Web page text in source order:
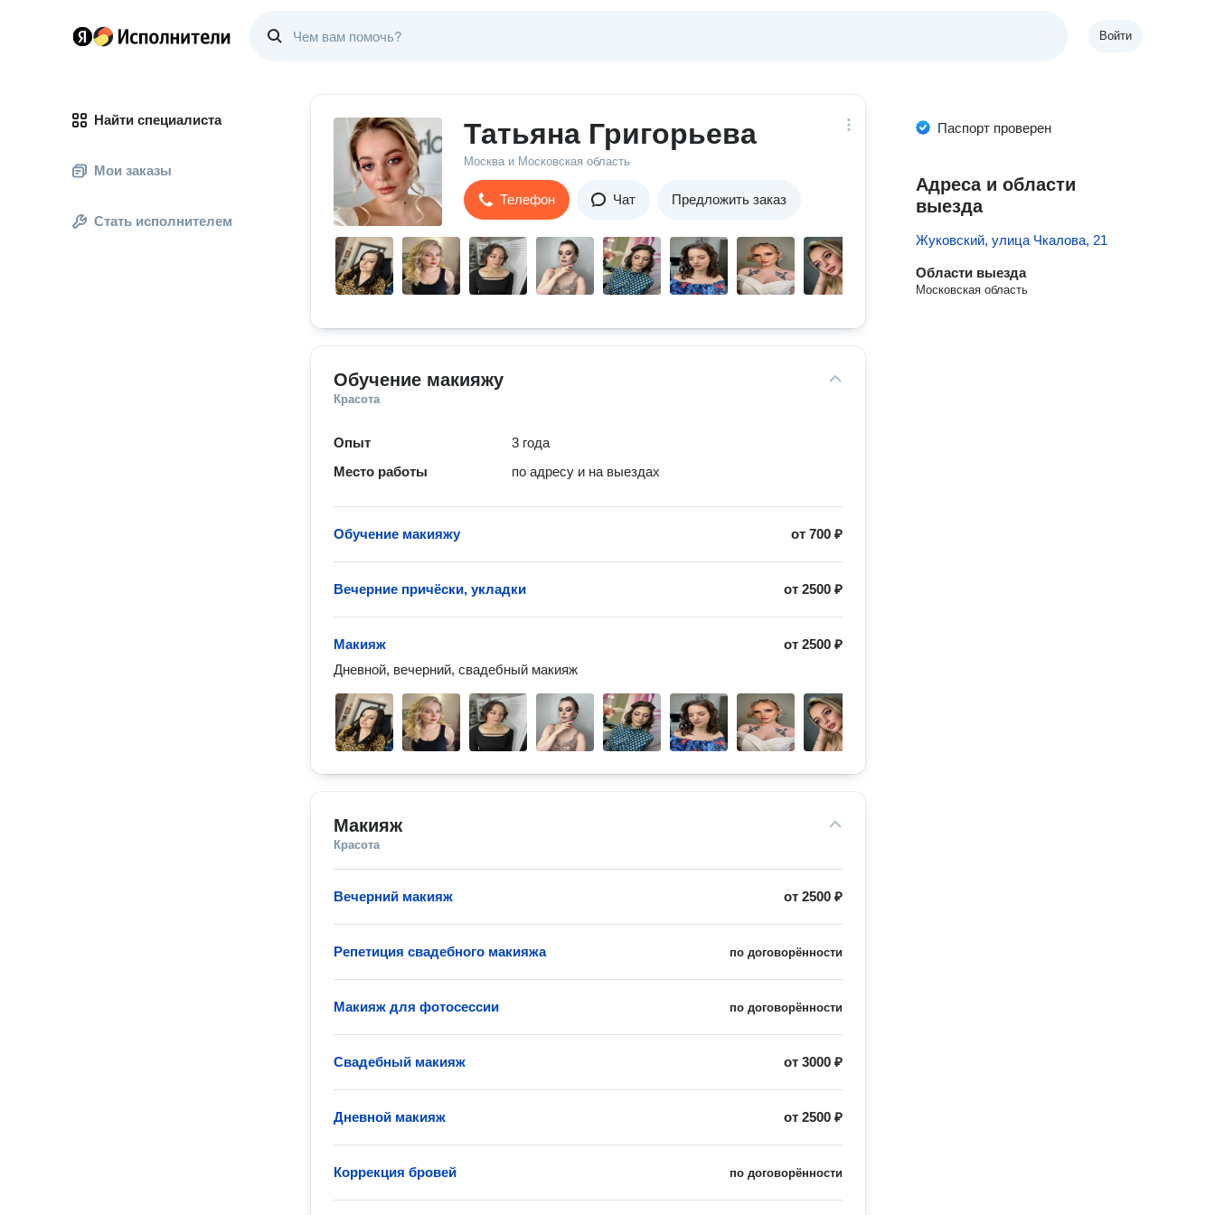
Войти
Найти специалиста
Мои заказы
Стать исполнителем
Татьяна Григорьева
Москва и Московская область
Телефон Чат Предложить заказ
Обучение макияжу
Красота
Опыт
3 года
Место работы
по адресу и на выездах
от700 ₽
Обучение макияжу
от2500 ₽
Вечерние причёски, укладки
от2500 ₽
Макияж
Дневной, вечерний, свадебный макияж
Макияж
Красота
от2500 ₽
Вечерний макияж
по договорённости
Репетиция свадебного макияжа
по договорённости
Макияж для фотосессии
от3000 ₽
Свадебный макияж
от2500 ₽
Дневной макияж
по договорённости
Коррекция бровей
Паспорт проверен
Адреса и области
выезда
Жуковский, улица Чкалова, 21
Области выезда
Московская область